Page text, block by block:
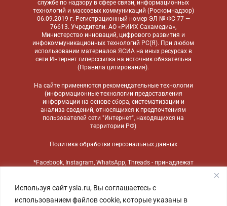
Используя сайт ysia.ru, Вы соглашаетесь с
использованием файлов cookie, которые указаны в
службе по надзору в сфере связи, информационных
технологий и массовых коммуникаций (Роскомнадзор)
06.09.2019 г. Регистрационный номер ЭЛ № ФС 77 —
76613. Учредители: АО «РИИХ Сахамедиа»,
Министерство инноваций, цифрового развития и
инфокоммуникационных технологий РС(Я). При любом
использовании материалов ЯСИА на иных ресурсах в
сети Интернет гиперссылка на источник обязательна
(Правила цитирования).
На сайте применяются рекомендательные технологии
(информационные технологии предоставления
информации на основе сбора, систематизации и
анализа сведений, относящихся к предпочтениям
пользователей сети "Интернет", находящихся на
территории РФ)
Политика обработки персональных данных
*Facebook, Instagram, WhatsApp, Threads - принадлежат